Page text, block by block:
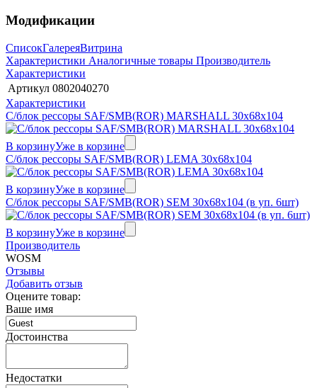
Модификации
СписокГалереяВитрина
Характеристики Аналогичные товары Производитель
Характеристики
Артикул 0802040270
Характеристики
С/блок рессоры SAF/SMB(ROR) MARSHALL 30x68x104
В корзинуУже в корзине
С/блок рессоры SAF/SMB(ROR) LEMA 30x68x104
В корзинуУже в корзине
С/блок рессоры SAF/SMB(ROR) SEM 30x68x104 (в уп. 6шт)
В корзинуУже в корзине
Производитель
WOSM
Отзывы
Добавить отзыв
Оцените товар:
Ваше имя
Достоинства
Недостатки